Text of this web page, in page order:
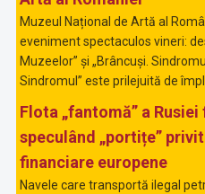
Muzeul Național de Artă al
eveniment spectaculos vineri:
Muzeelor” și „Brâncuși.
Sindromul” este prilejuită de
Flota „fantomă” a
speculând „portițe”
financiare europene
Navele care transportă ilegal